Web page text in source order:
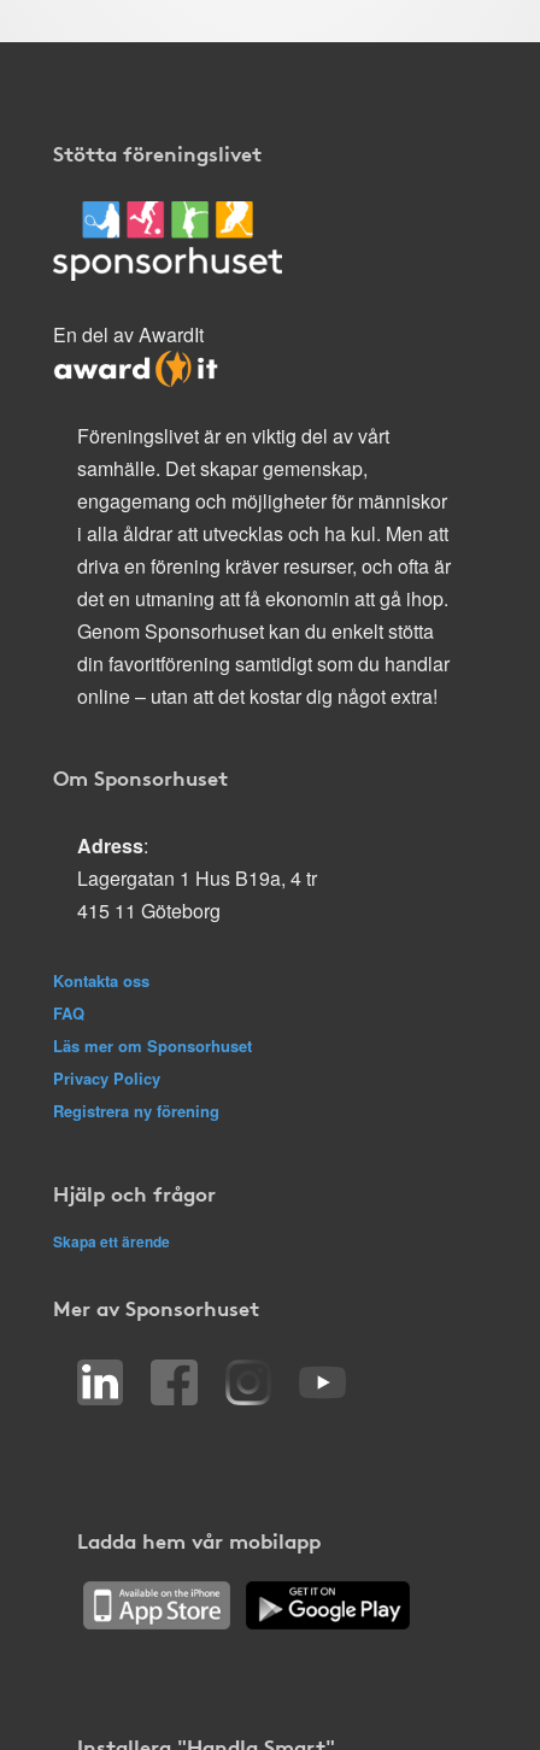
Stötta föreningslivet
En del av AwardIt
Föreningslivet är en viktig del av vårt
samhälle. Det skapar gemenskap,
engagemang och möjligheter för människor
i alla åldrar att utvecklas och ha kul. Men att
driva en förening kräver resurser, och ofta är
det en utmaning att få ekonomin att gå ihop.
Genom Sponsorhuset kan du enkelt stötta
din favoritförening samtidigt som du handlar
online – utan att det kostar dig något extra!
Om Sponsorhuset
Adress:
Lagergatan 1 Hus B19a, 4 tr
415 11 Göteborg
Kontakta oss
FAQ
Läs mer om Sponsorhuset
Privacy Policy
Registrera ny förening
Hjälp och frågor
Skapa ett ärende
Mer av Sponsorhuset
Ladda hem vår mobilapp